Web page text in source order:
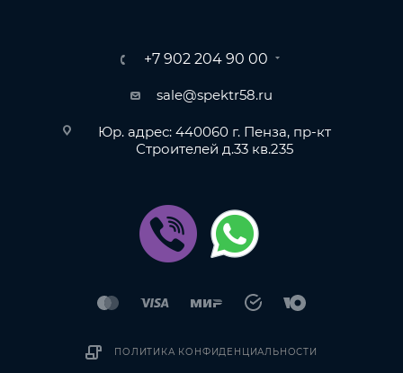
+7 902 204 90 00
sale@spektr58.ru
Юр. адрес: 440060 г. Пенза, пр-кт
Строителей д.33 кв.235
ПОЛИТИКА КОНФИДЕНЦИАЛЬНОСТИ